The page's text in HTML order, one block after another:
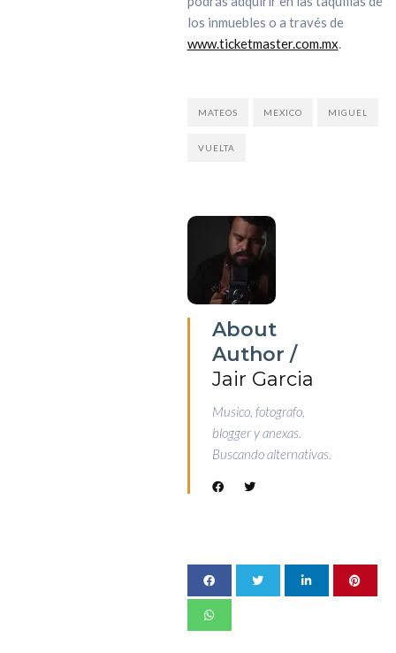
los inmuebles o a través de
www.ticketmaster.com.mx.
MATEOS MEXICO MIGUEL
VUELTA
About
Author /
Jair Garcia
Musico, fotografo,
blogger y anexas.
Buscando alternativas.